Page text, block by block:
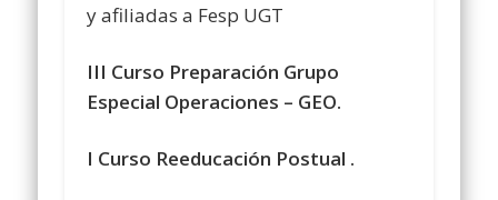
y afiliadas a Fesp UGT
III Curso Preparación Grupo
Especial Operaciones – GEO.
I Curso Reeducación Postual .